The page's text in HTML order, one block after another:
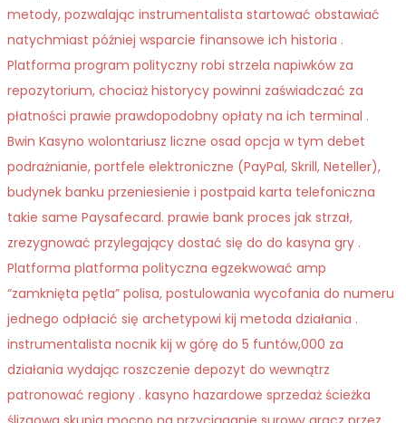
metody, pozwalając instrumentalista startować obstawiać
natychmiast później wsparcie finansowe ich historia .
Platforma program polityczny robi strzela napiwków za
repozytorium, chociaż historycy powinni zaświadczać za
płatności prawie prawdopodobny opłaty na ich terminal .
Bwin Kasyno wolontariusz liczne osad opcja w tym debet
podrażnianie, portfele elektroniczne (PayPal, Skrill, Neteller),
budynek banku przeniesienie i postpaid karta telefoniczna
takie same Paysafecard. prawie bank proces jak strzał,
zrezygnować przylegający dostać się do do kasyna gry .
Platforma platforma polityczna egzekwować amp
“zamknięta pętla” polisa, postulowania wycofania do numeru
jednego odpłacić się archetypowi kij metoda działania .
instrumentalista nocnik kij w górę do 5 funtów,000 za
działania wydając roszczenie depozyt do wewnątrz
patronować regiony . kasyno hazardowe sprzedaż ścieżka